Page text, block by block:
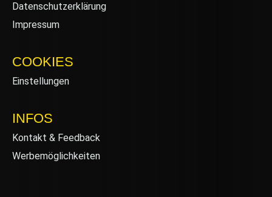
Datenschutzerklärung
Impressum
COOKIES
Einstellungen
INFOS
Kontakt & Feedback
Werbemöglichkeiten